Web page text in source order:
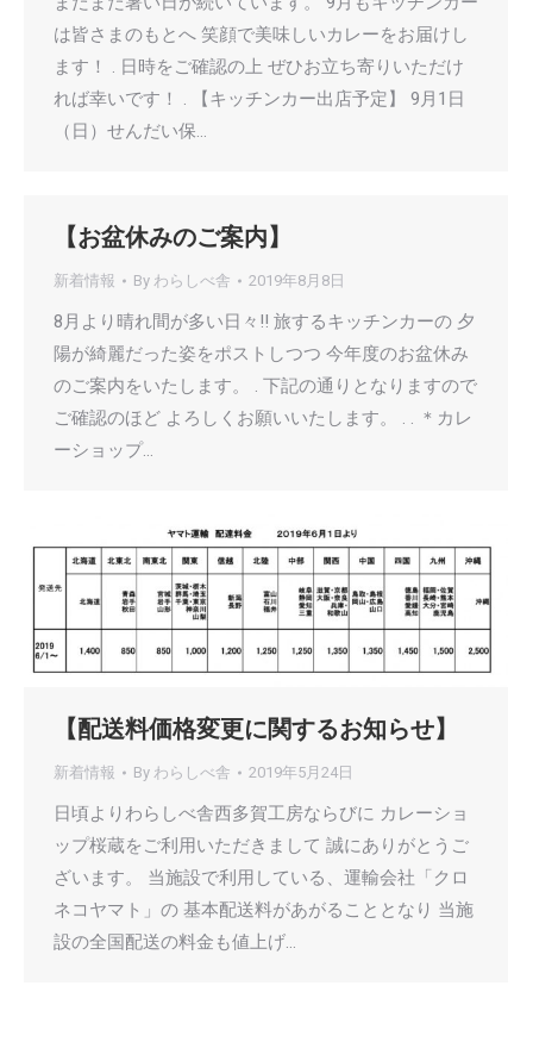
は皆さまのもとへ 笑顔で美味しいカレーをお届けし
ます！ . 日時をご確認の上 ぜひお立ち寄りいただけ
れば幸いです！ . 【キッチンカー出店予定】 9月1日
（日）せんだい保…
【お盆休みのご案内】
新着情報 By わらしべ舎 2019年8月8日
8月より晴れ間が多い日々!! 旅するキッチンカーの 夕
陽が綺麗だった姿をポストしつつ 今年度のお盆休み
のご案内をいたします。 . 下記の通りとなりますので
ご確認のほど よろしくお願いいたします。 . . ＊カレ
ーショップ…
【配送料価格変更に関するお知らせ】
新着情報 By わらしべ舎 2019年5月24日
日頃よりわらしべ舎西多賀工房ならびに カレーショ
ップ桜蔵をご利用いただきまして 誠にありがとうご
ざいます。 当施設で利用している、運輸会社「クロ
ネコヤマト」の 基本配送料があがることとなり 当施
設の全国配送の料金も値上げ…